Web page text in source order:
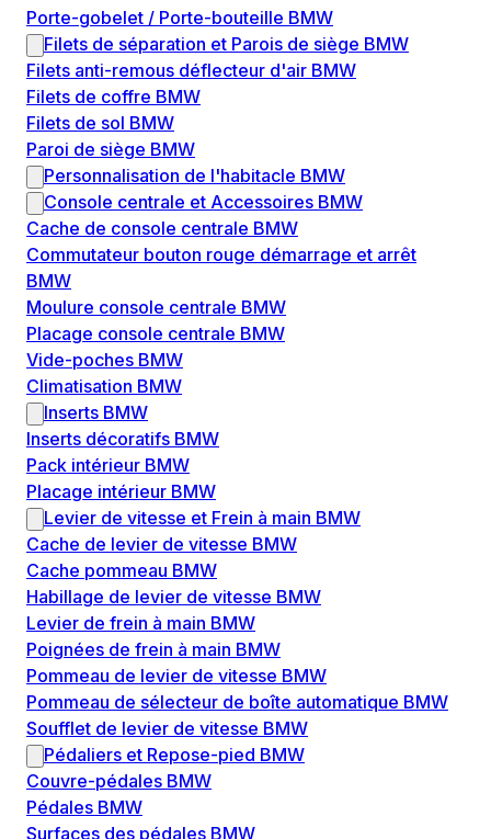
Porte-gobelet / Porte-bouteille BMW
Filets de séparation et Parois de siège BMW
Filets anti-remous déflecteur d'air BMW
Filets de coffre BMW
Filets de sol BMW
Paroi de siège BMW
Personnalisation de l'habitacle BMW
Console centrale et Accessoires BMW
Cache de console centrale BMW
Commutateur bouton rouge démarrage et arrêt
BMW
Moulure console centrale BMW
Placage console centrale BMW
Vide-poches BMW
Climatisation BMW
Inserts BMW
Inserts décoratifs BMW
Pack intérieur BMW
Placage intérieur BMW
Levier de vitesse et Frein à main BMW
Cache de levier de vitesse BMW
Cache pommeau BMW
Habillage de levier de vitesse BMW
Levier de frein à main BMW
Poignées de frein à main BMW
Pommeau de levier de vitesse BMW
Pommeau de sélecteur de boîte automatique BMW
Soufflet de levier de vitesse BMW
Pédaliers et Repose-pied BMW
Couvre-pédales BMW
Pédales BMW
Surfaces des pédales BMW